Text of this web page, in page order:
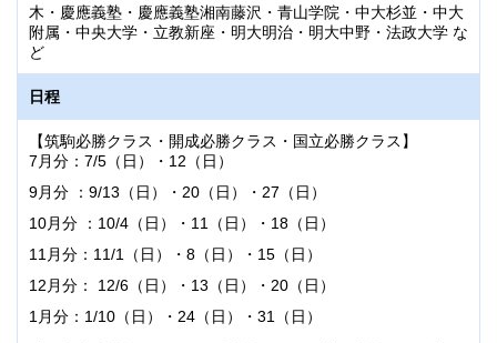
木・慶應義塾・慶應義塾湘南藤沢・青山学院・中大杉並・中大
附属・中央大学・立教新座・明大明治・明大中野・法政大学 な
ど
日程
【筑駒必勝クラス・開成必勝クラス・国立必勝クラス】
7月分：7/5（日）・12（日）
9月分 ：9/13（日）・20（日）・27（日）
10月分 ：10/4（日）・11（日）・18（日）
11月分：11/1（日）・8（日）・15（日）
12月分： 12/6（日）・13（日）・20（日）
1月分：1/10（日）・24（日）・31（日）